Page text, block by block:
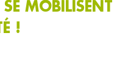
MOBILISENT
!